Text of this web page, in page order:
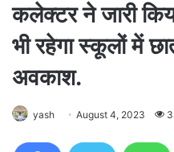
कलेक्टर ने जारी
भी रहेगा स्कूलों में
अवकाश.
yash August 4, 2023